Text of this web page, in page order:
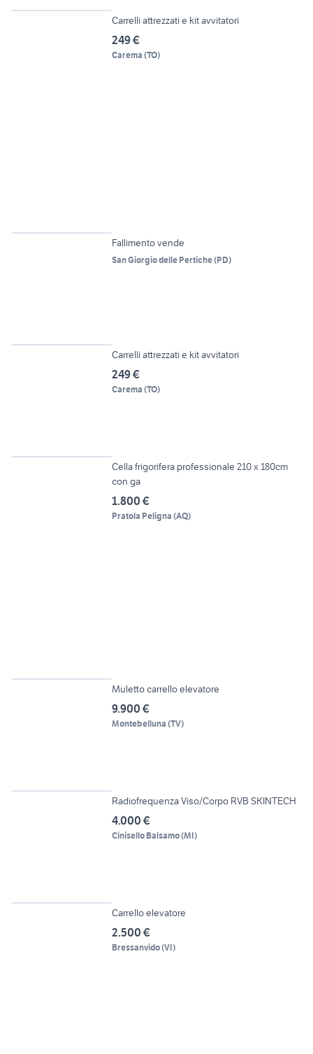
Carrelli attrezzati e kit avvitatori
249 €
Carema (TO)
Fallimento vende
San Giorgio delle Pertiche(PD)
Carrelli attrezzati e kit avvitatori
249 €
Carema (TO)
Cella frigorifera professionale 210 x 180cm
con ga
1.800 €
Pratola Peligna (AQ)
Muletto carrello elevatore
9.900 €
Montebelluna (TV)
Radiofrequenza Viso/Corpo RVB SKINTECH
4.000 €
Cinisello Balsamo(MI)
Carrello elevatore
2.500 €
Bressanvido(VI)